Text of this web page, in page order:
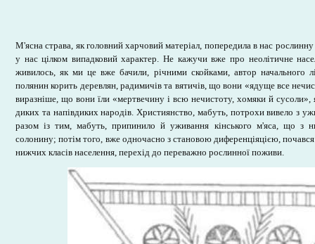
М'ясна страва, як головний харчовий матеріал, попередила в нас
у нас цілком випадковий характер. Не кажучи вже про неолітичне
живилось, як ми це вже бачили, річними скойками, автор начального
полянин корить деревлян, радимичів та вятичів, що вони «ядуще все
виразніше, що вони їли «мертвечину і всю нечистоту, хомяки й сусоли»,
диких та напівдиких народів. Християнство, мабуть, потрохи вивело з
разом із тим, мабуть, припинило й уживання кінського м'яса, що з
солонину; потім того, вже одночасно з становою диференціяцією,
нижчих класів населення, перехід до переважно рослинної поживи.